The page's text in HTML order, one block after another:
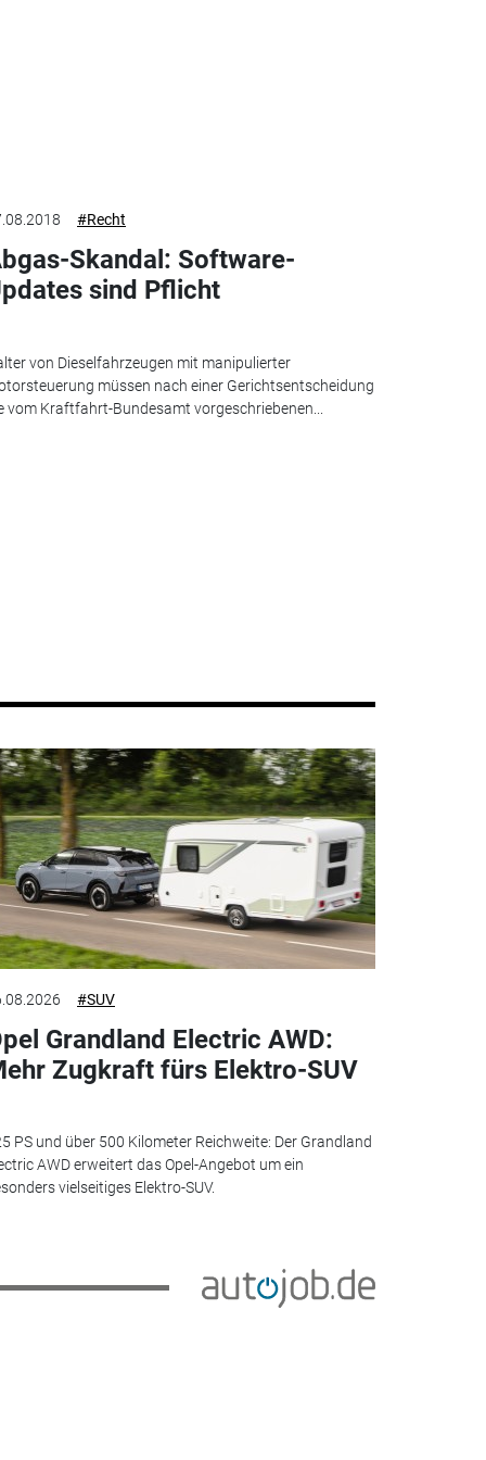
#Recht
Skandal: Software-
sind Pflicht
von Dieselfahrzeugen mit manipulierter
müssen nach einer Gerichtsentscheidung
vom Kraftfahrt-Bundesamt vorgeschriebenen...
#SUV
Grandland Electric AWD:
Zugkraft fürs Elektro-SUV
PS und über 500 Kilometer Reichweite: Der Grandland
AWD erweitert das Opel-Angebot um ein
vielseitiges Elektro-SUV.